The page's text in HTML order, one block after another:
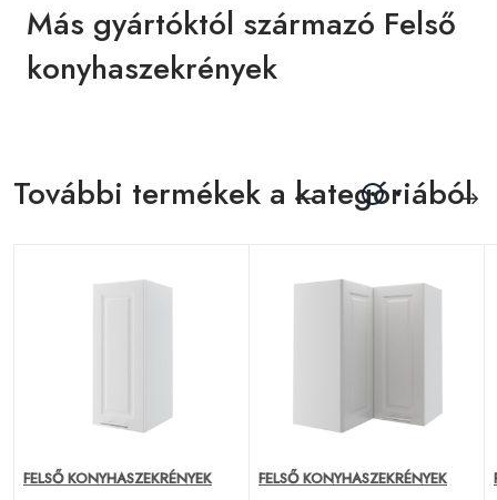
Más gyártóktól származó Felső
konyhaszekrények
További termékek a kategóriából
FELSŐ KONYHASZEKRÉNYEK FELSŐ KONYHASZEKRÉNYEK